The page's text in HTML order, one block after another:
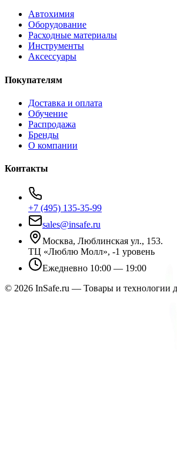
Автохимия
Оборудование
Расходные материалы
Инструменты
Аксессуары
Покупателям
Доставка и оплата
Обучение
Распродажа
Бренды
О компании
Контакты
+7 (495) 135-35-99
sales@insafe.ru
Москва, Люблинская ул., 153.
ТЦ «Люблю Молл», -1 уровень
Ежедневно 10:00 — 19:00
© 2026 InSafe.ru — Товары и технологии